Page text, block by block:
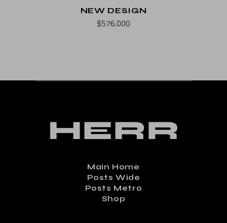
NEW DESIGN
$576.000
Main Home
Posts Wide
Posts Metro
Shop